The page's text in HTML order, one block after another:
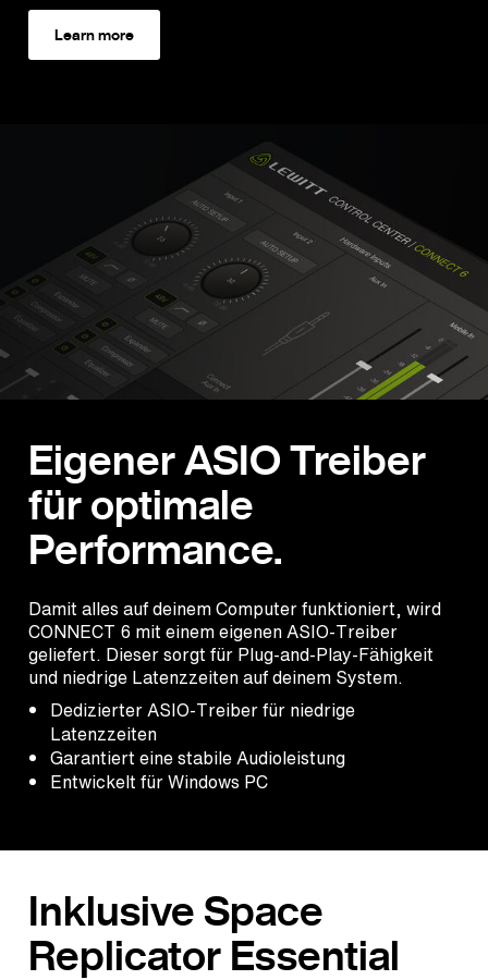
Learn more
Eigener ASIO Treiber
für optimale
Performance.
Damit alles auf deinem Computer funktioniert, wird
CONNECT 6 mit einem eigenen ASIO-Treiber
geliefert. Dieser sorgt für Plug-and-Play-Fähigkeit
und niedrige Latenzzeiten auf deinem System.
Dedizierter ASIO-Treiber für niedrige
Latenzzeiten
Garantiert eine stabile Audioleistung
Entwickelt für Windows PC
Inklusive Space
Replicator Essential